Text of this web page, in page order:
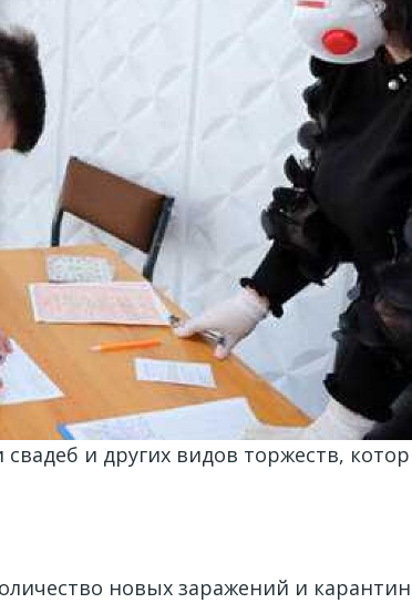
и других видов торжеств,
новых заражений и